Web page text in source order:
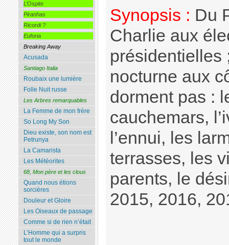
Synopsis : Du
Charlie aux
présidentielles
nocturne aux
dorment pas :
cauchemars,
l’ennui, les
terrasses, les
parents, le
2015, 2016,
L’Ospite
Piranhas
Ricordi ?
Euforia
Breaking Away
Acusada
Santiago Italia
Roubaix une lumière
Folle Nuit russe
Les Arbres remarquables
La Femme de mon frère
So Long My Son
Dieu existe, son nom est
Petrunya
La Camarista
Les Météorites
68, Mon père et les clous
Quand nous étions
sorcières
Douleur et Gloire
Les Oiseaux de passage
Comme si de rien n’était
L’Homme qui a surpris
tout le monde